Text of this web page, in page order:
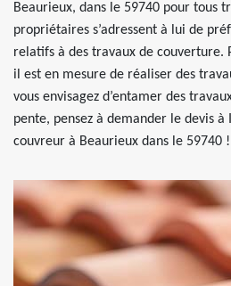
Beaurieux, dans le 59740 pour tous
propriétaires s’adressent à lui de
relatifs à des travaux de couverture.
il est en mesure de réaliser des
vous envisagez d’entamer des
pente, pensez à demander le devis à
couvreur à Beaurieux dans le 59740 !